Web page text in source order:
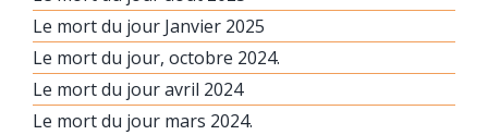
Le mort du jour Janvier 2025
Le mort du jour, octobre 2024.
Le mort du jour avril 2024
Le mort du jour mars 2024.